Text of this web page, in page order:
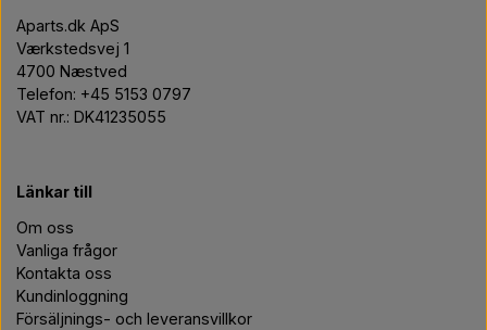
Aparts.dk ApS
Værkstedsvej 1
4700 Næstved
Telefon: +45 5153 0797
VAT nr.: DK41235055
Länkar till
Om oss
Vanliga frågor
Kontakta oss
Kundinloggning
Försäljnings- och leveransvillkor